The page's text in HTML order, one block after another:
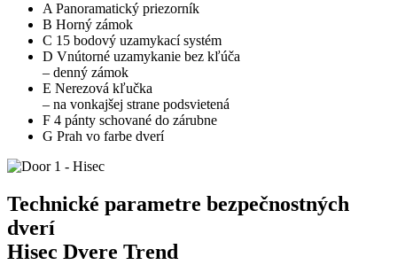
A Panoramatický priezorník
B Horný zámok
C 15 bodový uzamykací systém
D Vnútorné uzamykanie bez kľúča
– denný zámok
E Nerezová kľučka
– na vonkajšej strane podsvietená
F 4 pánty schované do zárubne
G Prah vo farbe dverí
Technické parametre bezpečnostných
dverí
Hisec Dvere Trend